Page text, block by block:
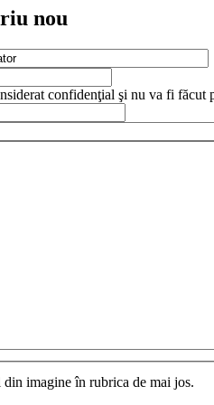
nou
confidenţial şi nu va fi făcut
imagine în rubrica de mai jos.